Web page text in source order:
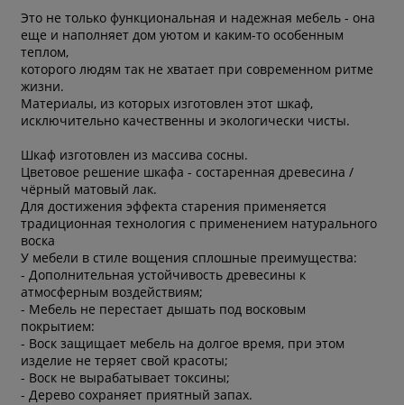
Это не только функциональная и надежная мебель - она
еще и наполняет дом уютом и каким-то особенным
теплом,
которого людям так не хватает при современном ритме
жизни.
Материалы, из которых изготовлен этот шкаф,
исключительно качественны и экологически чисты.
Шкаф изготовлен из массива сосны.
Цветовое решение шкафа - состаренная древесина /
чёрный матовый лак.
Для достижения эффекта старения применяется
традиционная технология с применением натурального
воска
У мебели в стиле вощения сплошные преимущества:
- Дополнительная устойчивость древесины к
атмосферным воздействиям;
- Мебель не перестает дышать под восковым
покрытием:
- Воск защищает мебель на долгое время, при этом
изделие не теряет свой красоты;
- Воск не вырабатывает токсины;
- Дерево сохраняет приятный запах.